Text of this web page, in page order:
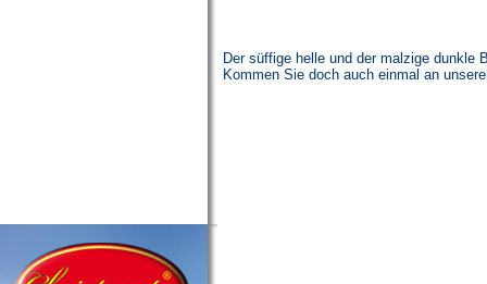
Der süffige helle und der malzige dunkle
Kommen Sie doch auch einmal an